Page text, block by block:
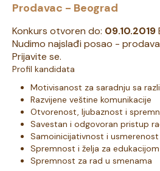
Prodavac - Beograd
Konkurs otvoren do: 09.10.2019
Nudimo najslađi posao -
Prijavite se.
Profil kandidata
Motivisanost za saradnju sa
Razvijene veštine komunikacije
Otvorenost, ljubaznost i
Savestan i odgovoran pristup
Samoinicijativnost i
Spremnost i želja za
Spremnost za rad u smenama